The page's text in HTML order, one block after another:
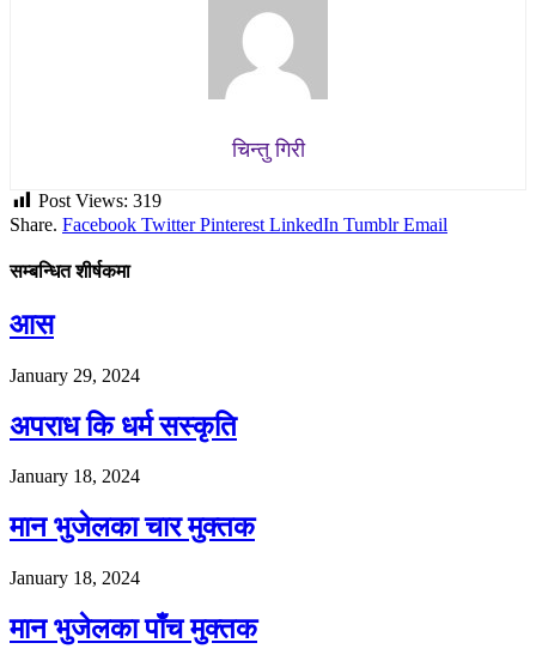
चिन्तु गिरी
Post Views: 319
Share. Facebook Twitter Pinterest LinkedIn Tumblr Email
सम्बन्धित शीर्षकमा
आस
January 29, 2024
अपराध कि धर्म सस्कृति
January 18, 2024
मान भुजेलका चार मुक्तक
January 18, 2024
मान भुजेलका पाँच मुक्तक